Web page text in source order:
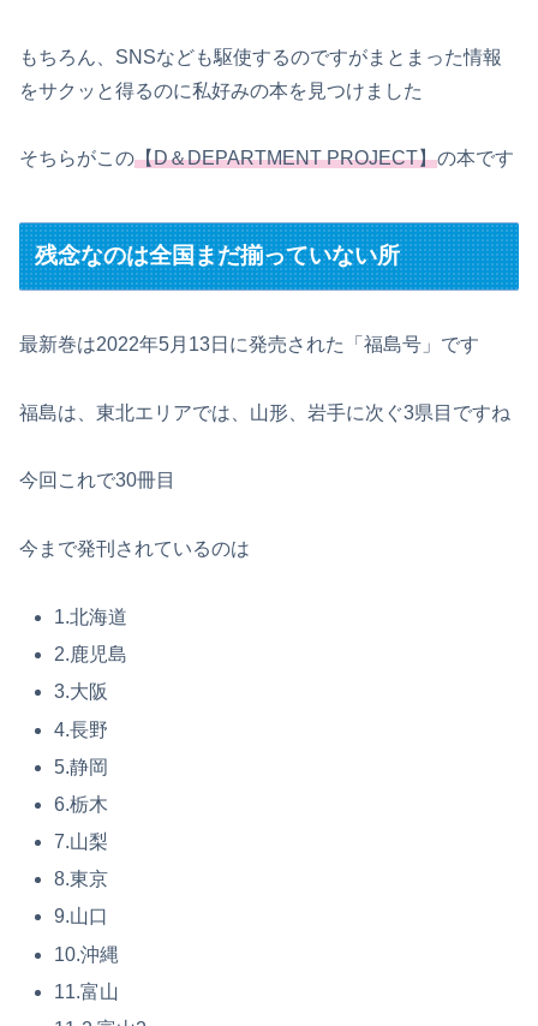
もちろん、SNSなども駆使するのですがまとまった情報
をサクッと得るのに私好みの本を見つけました
そちらがこの【D＆DEPARTMENT PROJECT】の本です
残念なのは全国まだ揃っていない所
最新巻は2022年5月13日に発売された「福島号」です
福島は、東北エリアでは、山形、岩手に次ぐ3県目ですね
今回これで30冊目
今まで発刊されているのは
1.北海道
2.鹿児島
3.大阪
4.長野
5.静岡
6.栃木
7.山梨
8.東京
9.山口
10.沖縄
11.富山